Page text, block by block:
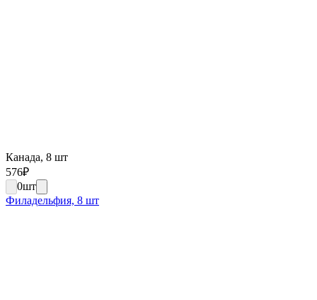
Канада, 8 шт
576₽
0шт
Филадельфия, 8 шт